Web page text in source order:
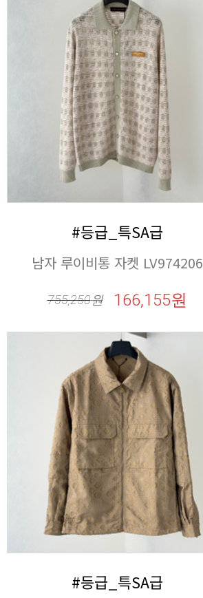
#등급_특SA급
남자 루이비통 자켓 LV974206
755,250원 166,155원
#등급_특SA급